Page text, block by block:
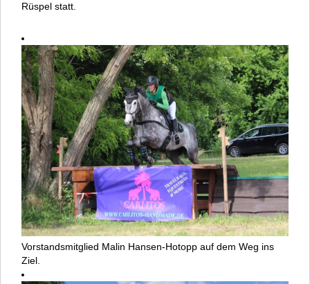
Rüspel statt.
Vorstandsmitglied Malin Hansen-Hotopp auf dem Weg ins
Ziel.